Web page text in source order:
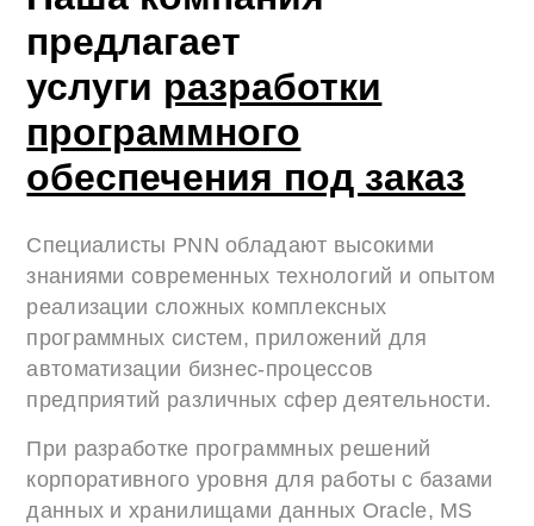
предлагает
услуги разработки
программного
обеспечения под заказ
Специалисты PNN обладают высокими
знаниями современных технологий и опытом
реализации сложных комплексных
программных систем, приложений для
автоматизации бизнес-процессов
предприятий различных сфер деятельности.
При разработке программных решений
корпоративного уровня для работы с базами
данных и хранилищами данных Oracle, MS